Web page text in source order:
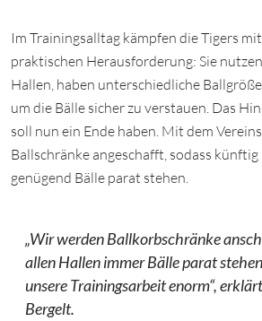
Im Trainingsalltag kämpfen die Tigers
praktischen Herausforderung: Sie
Hallen, haben unterschiedliche
um die Bälle sicher zu verstauen. Das
soll nun ein Ende haben. Mit dem
Ballschränke angeschafft, sodass
genügend Bälle parat stehen.
„Wir werden Ballkorbschränke
allen Hallen immer Bälle parat
unsere Trainingsarbeit enorm“,
Bergelt.